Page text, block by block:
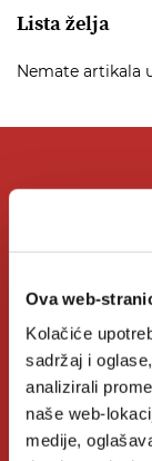
Ova web-
Kolačiće
sadržaj i
analizirali
naše web-
medije,
Lista želja
Nemate artikala